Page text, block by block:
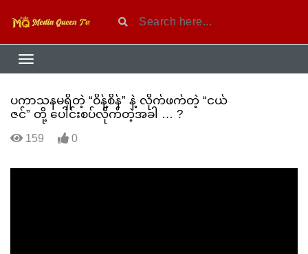
ပကာသနမရှိတဲ့ “ဝိန့်စိန်” နဲ့ လိုက်ဖက်တဲ့ “ငယ်
ဇင်” တို့ ပေါင်းစပ်လိုက်တဲ့အခါ … ?
159 0